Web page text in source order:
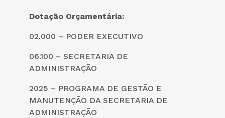
Dotação Orçamentária:
02.000 – PODER EXECUTIVO
06.100 – SECRETARIA DE
ADMINISTRAÇÃO
2025 – PROGRAMA DE GESTÃO E
MANUTENÇÃO DA SECRETARIA DE
ADMINISTRAÇÃO